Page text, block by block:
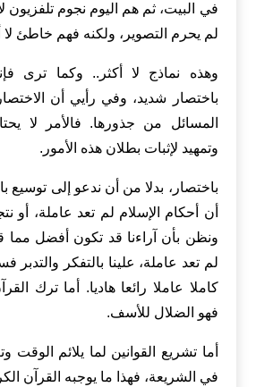
في البيت، ثم هم اليوم نجوم تلفزيون
لم يحرم التصوير، ولكنه فهم خاطئ لا
وهذه نماذج لا أكثر.. وكما ترى
باختصار شديد، وفي رأيي أن
المسائل من جذورها. فالأمر لا
وتمهيد لإثبات بطلان هذه الأمور.
باختصار، بدلا من أن ندعو إلى توسيع
أن أحكام الإسلام لم تعد عاملة، أو
ونظن بأن آراءنا قد تكون أفضل مما
لم تعد عاملة، علينا بالتفكر والتدبر
كاملا عاملا رائعا هاديا. أما ترك
فهو الضلال للأسف.
أما تشريع القوانين لما يلائم الوقت
في الشريعة، فهذا ما يوجبه القرآن